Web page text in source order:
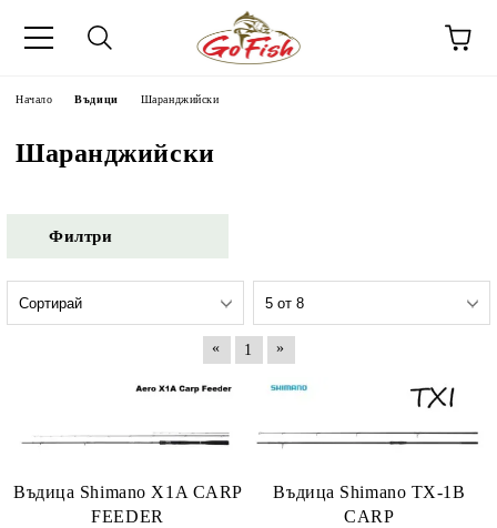
Начало Въдици Шаранджийски
Шаранджийски
Филтри
« 1 »
Въдица Shimano X1A CARP
FEEDER
Въдица Shimano TX-1B
CARP